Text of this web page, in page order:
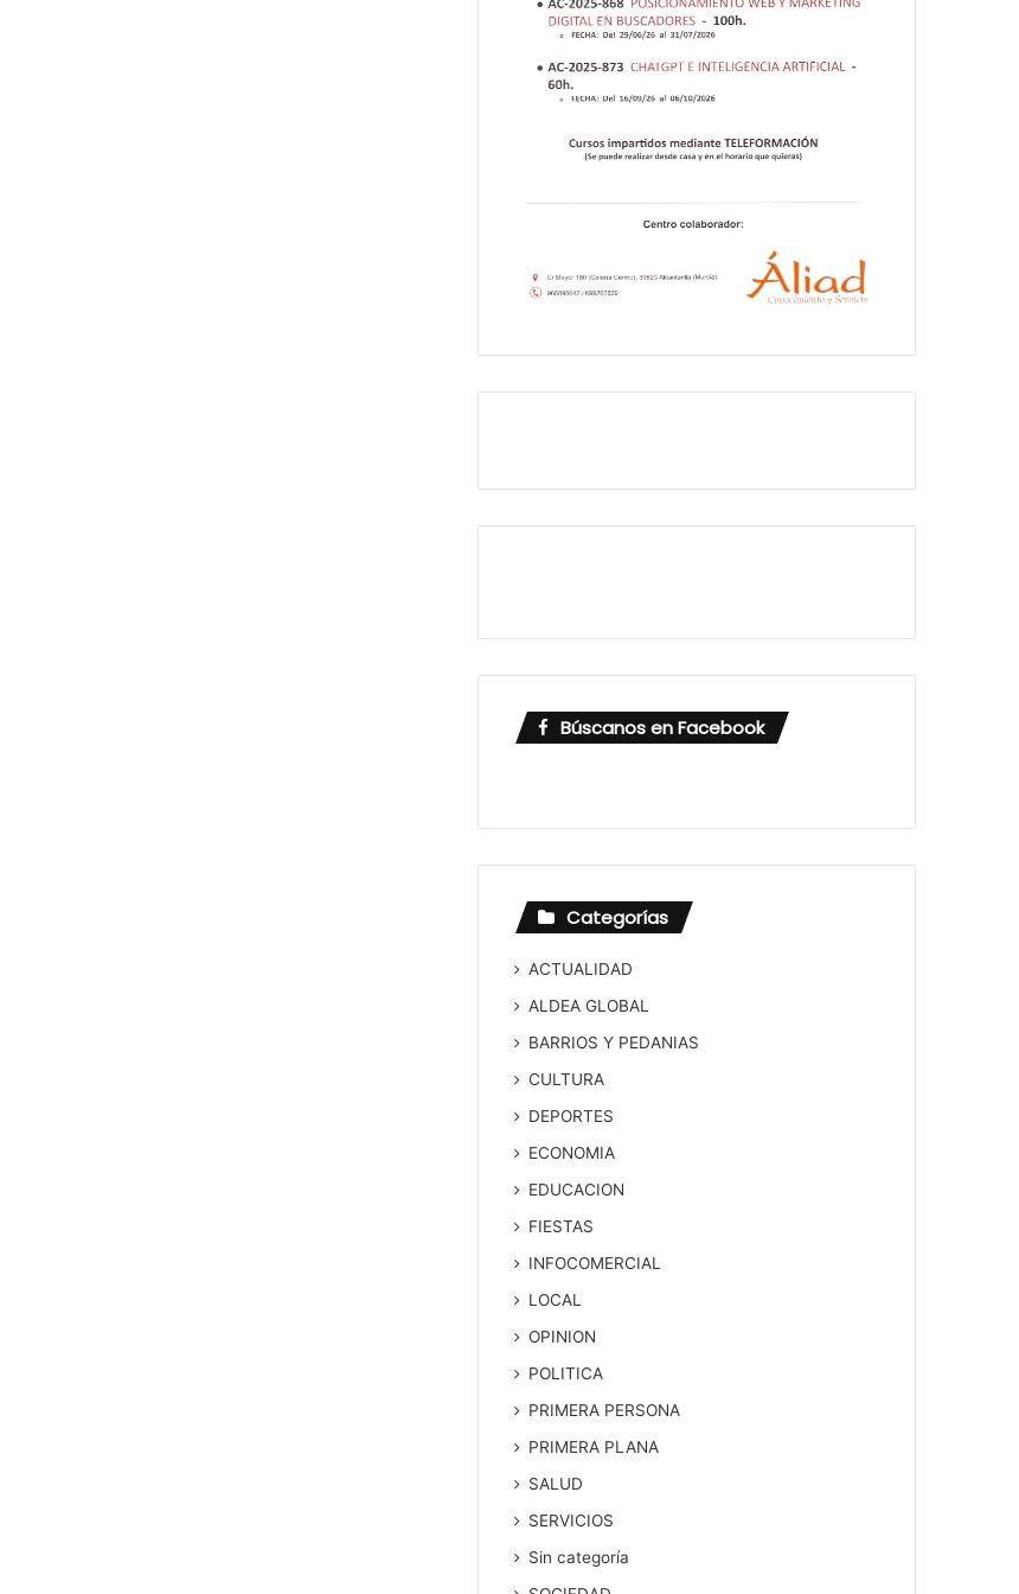
Búscanos en Facebook
Categorías
ACTUALIDAD
ALDEA GLOBAL
BARRIOS Y PEDANIAS
CULTURA
DEPORTES
ECONOMIA
EDUCACION
FIESTAS
INFOCOMERCIAL
LOCAL
OPINION
POLITICA
PRIMERA PERSONA
PRIMERA PLANA
SALUD
SERVICIOS
Sin categoría